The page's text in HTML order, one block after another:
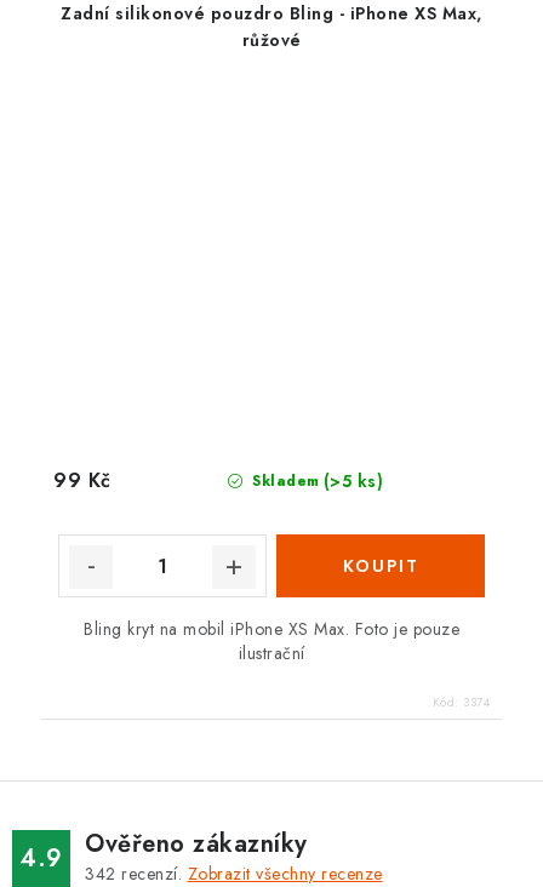
Zadní silikonové pouzdro Bling - iPhone XS Max,
růžové
Skladem (>5 ks)
99 Kč
Bling kryt na mobil iPhone XS Max. Foto je pouze
ilustrační
Kód: 3374
4.9 Ověřeno zákazníky
342 recenzí. Zobrazit všechny recenze